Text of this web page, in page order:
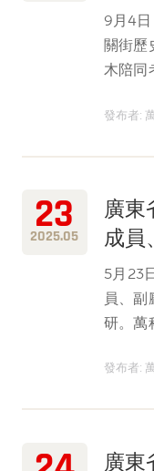
9月4
關街歷
木陪同
發布者:
23
2025.05
廣東
成員
萬翼
5月23
員、
研。萬
發布者:
廣東